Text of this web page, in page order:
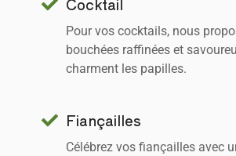
Cocktail
Pour vos cocktails, nous
bouchées raffinées et
charment les papilles.
Fiançailles
Célébrez vos fiançailles avec